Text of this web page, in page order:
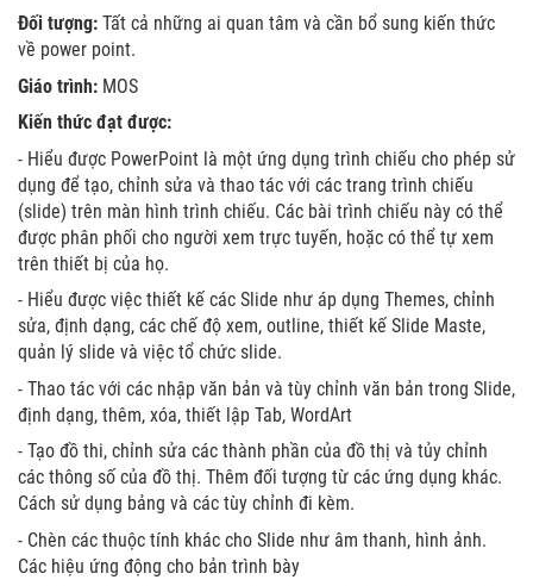
Đối tượng: Tất cả những ai quan tâm và cần bổ sung kiến thức
về power point.
Giáo trình: MOS
Kiến thức đạt được:
- Hiểu được PowerPoint là một ứng dụng trình chiếu cho phép sử
dụng để tạo, chỉnh sửa và thao tác với các trang trình chiếu
(slide) trên màn hình trình chiếu. Các bài trình chiếu này có thể
được phân phối cho người xem trực tuyến, hoặc có thể tự xem
trên thiết bị của họ.
- Hiểu được việc thiết kế các Slide như áp dụng Themes, chỉnh
sửa, định dạng, các chế độ xem, outline, thiết kế Slide Maste,
quản lý slide và việc tổ chức slide.
- Thao tác với các nhập văn bản và tùy chỉnh văn bản trong Slide,
định dạng, thêm, xóa, thiết lập Tab, WordArt
- Tạo đồ thi, chỉnh sửa các thành phần của đồ thị và tủy chỉnh
các thông số của đồ thị. Thêm đối tượng từ các ứng dụng khác.
Cách sử dụng bảng và các tùy chỉnh đi kèm.
- Chèn các thuộc tính khác cho Slide như âm thanh, hình ảnh.
Các hiệu ứng động cho bản trình bày